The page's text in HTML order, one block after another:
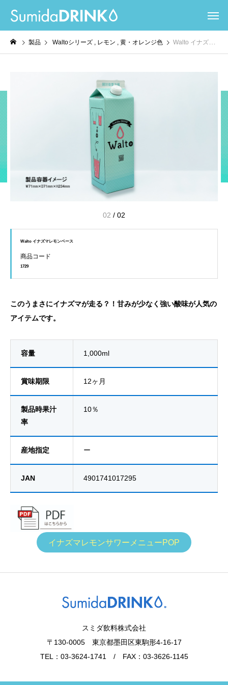
製品 Waltoシリーズ レモン 黄・オレンジ色 Walto イナズマレモンベース
02 / 02
Walto イナズマレモンベース
商品コード
1729
このうまさにイナズマが走る？！甘みが少なく強い酸味が人気の
アイテムです。
容量 1,000ml
賞味期限 12ヶ月
製品時果汁
率
10％
産地指定 ー
JAN 4901741017295
イナズマレモンサワーメニューPOP
スミダ飲料株式会社
〒130-0005 東京都墨田区東駒形4-16-17
TEL：03-3624-1741 / FAX：03-3626-1145